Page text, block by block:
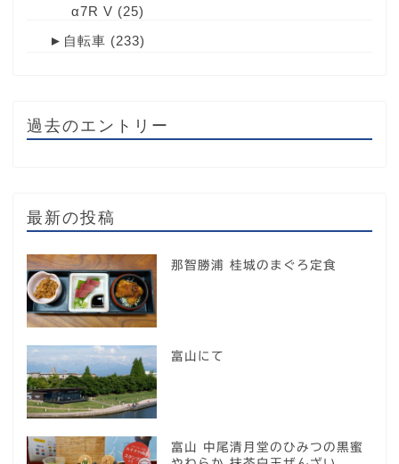
α7R V (25)
► 自転車 (233)
過去のエントリー
最新の投稿
那智勝浦 桂城のまぐろ定食
富山にて
富山 中尾清月堂のひみつの黒蜜